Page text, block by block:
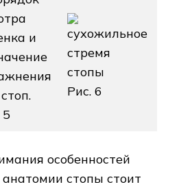
5
Рис. 6
особенностей
стопы стоит